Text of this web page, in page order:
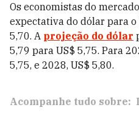
Os economistas do
expectativa do dólar para
5,70. A projeção do dólar
5,79 para US$ 5,75. Para
5,75, e 2028, US$ 5,80.
Acompanhe tudo sobre: